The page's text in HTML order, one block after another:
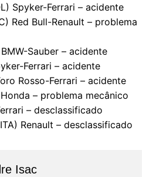
Spyker-Ferrari – acidente
Red Bull-Renault – problema
Sauber – acidente
Ferrari – acidente
Rosso-Ferrari – acidente
– problema mecânico
– desclassificado
Renault – desclassificado
Isac